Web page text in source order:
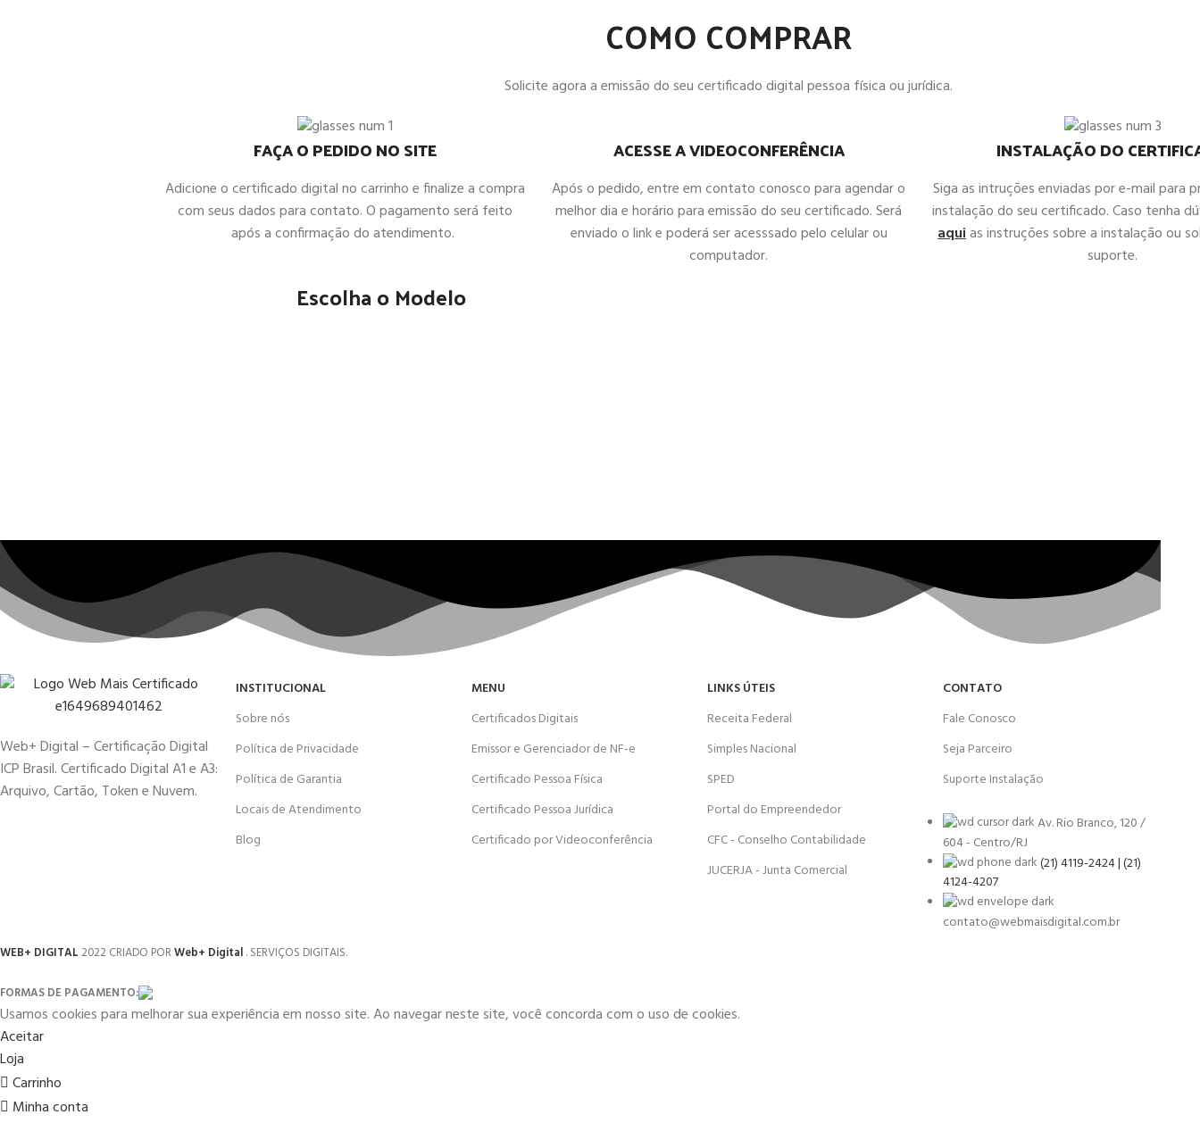
COMO COMPRAR
Solicite agora a emissão do seu certificado digital pessoa física ou jurídica.
FAÇA O PEDIDO NO SITE
Adicione o certificado digital no carrinho e finalize a compra
com seus dados para contato. O pagamento será feito
após a confirmação do atendimento.
ACESSE A VIDEOCONFERÊNCIA
Após o pedido, entre em contato conosco para agendar o
melhor dia e horário para emissão do seu certificado. Será
enviado o link e poderá ser acesssado pelo celular ou
computador.
INSTALAÇÃO DO
Siga as intruções enviadas por e-mail para
instalação do seu certificado. Caso tenha
aquias instruções sobre a instalação ou
suporte.
Escolha o Modelo
Web+ Digital – Certificação Digital
ICP Brasil. Certificado Digital A1 e A3:
Arquivo, Cartão, Token e Nuvem.
INSTITUCIONAL
Sobre nós
Política de Privacidade
Política de Garantia
Locais de Atendimento
Blog
MENU
Certificados Digitais
Emissor e Gerenciador de NF-e
Certificado Pessoa Física
Certificado Pessoa Jurídica
Certificado por Videoconferência
LINKS ÚTEIS
Receita Federal
Simples Nacional
SPED
Portal do Empreendedor
CFC - Conselho Contabilidade
JUCERJA - Junta Comercial
CONTATO
Fale Conosco
Seja Parceiro
Suporte Instalação
Av. Rio Branco, 120 /
604 - Centro/RJ
(21) 4119-2424 | (21)
4124-4207
contato@webmaisdigital.com.br
WEB+ DIGITAL 2022 CRIADO PORWeb+ Digital. SERVIÇOS DIGITAIS.
FORMAS DE PAGAMENTO:
Usamos cookies para melhorar sua experiência em nosso site. Ao navegar neste site, você concorda com o uso de cookies.
Aceitar
Loja
Carrinho
Minha conta